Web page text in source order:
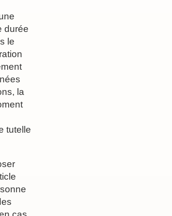
durée
le
la
tutelle